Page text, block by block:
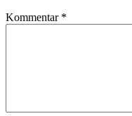
Kommentar *